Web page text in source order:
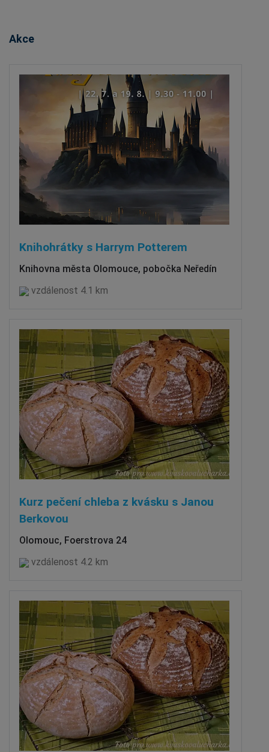
Akce
Knihohrátky s Harrym Potterem
Knihovna města Olomouce, pobočka Neředín
vzdálenost 4.1 km
Kurz pečení chleba z kvásku s Janou
Berkovou
Olomouc, Foerstrova 24
vzdálenost 4.2 km